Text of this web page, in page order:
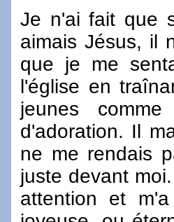
Je n'ai fait que
aimais Jésus, il
que je me
l'église en
jeunes
d'adoration. Il
ne me rendais
juste devant
attention et